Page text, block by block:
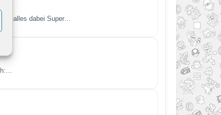
ist alles dabei Super…